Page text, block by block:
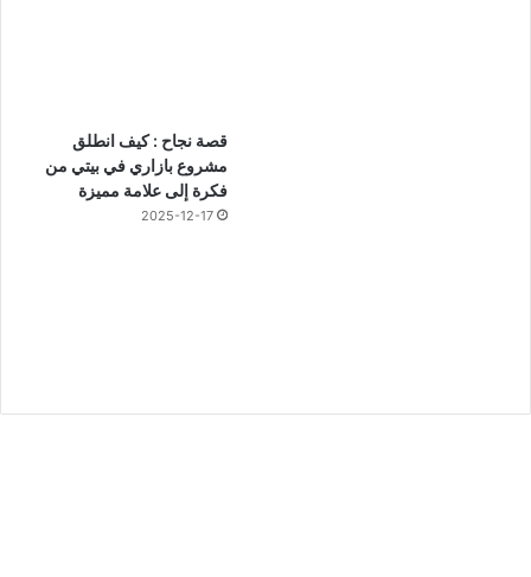
قصة نجاح : كيف انطلق
مشروع بازاري في بيتي من
فكرة إلى علامة مميزة
2025-12-17